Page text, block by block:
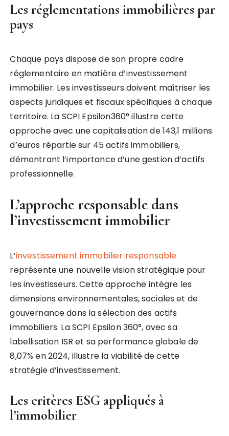
Les réglementations immobilières par
pays
Chaque pays dispose de son propre cadre
réglementaire en matière d’investissement
immobilier. Les investisseurs doivent maîtriser les
aspects juridiques et fiscaux spécifiques à chaque
territoire. La SCPI Epsilon360° illustre cette
approche avec une capitalisation de 143,1 millions
d’euros répartie sur 45 actifs immobiliers,
démontrant l’importance d’une gestion d’actifs
professionnelle.
L’approche responsable dans
l’investissement immobilier
L’investissement immobilier responsable
représente une nouvelle vision stratégique pour
les investisseurs. Cette approche intègre les
dimensions environnementales, sociales et de
gouvernance dans la sélection des actifs
immobiliers. La SCPI Epsilon 360°, avec sa
labellisation ISR et sa performance globale de
8,07% en 2024, illustre la viabilité de cette
stratégie d’investissement.
Les critères ESG appliqués à
l’immobilier